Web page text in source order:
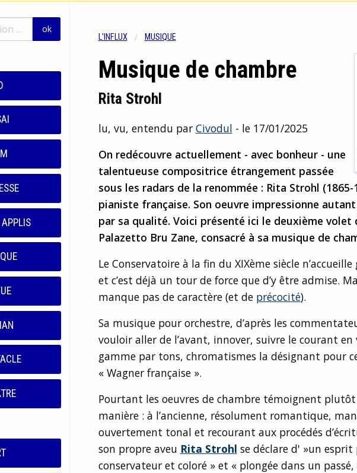
L'INFLUX MUSIQUE
Musique de chambre
Rita Strohl
lu, vu, entendu par Civodul - le 17/01/2025
On redécouvre actuellement - avec bonheur - une
talentueuse compositrice étrangement passée
sous les radars de la renommée : Rita Strohl
pianiste française. Son oeuvre impressionne
par sa qualité. Voici présenté ici le deuxième volet
Palazetto Bru Zane, consacré à sa musique de
Le Conservatoire à la fin du XIXème siècle n’accueille
et c’est déjà un tour de force que d’y être admise.
manque pas de caractère (et de précocité).
Sa musique pour orchestre, d’après les
vouloir aller de l’avant, innover, suivre le courant en
gamme par tons, chromatismes la désignant pour
« Wagner française ».
Pourtant les oeuvres de chambre témoignent
manière : à l’ancienne, résolument romantique,
ouvertement tonal et recourant aux procédés
son propre aveu Rita Strohl se déclare d' »un
conservateur et coloré » et « plongée dans un